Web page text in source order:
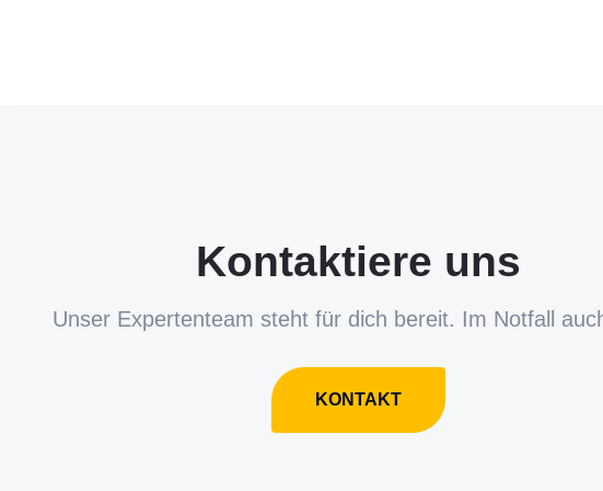
Kontaktiere uns
Unser Expertenteam steht für dich bereit. Im Notfall
KONTAKT